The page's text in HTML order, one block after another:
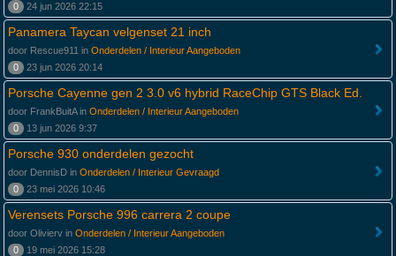
0
24 jun 2026 22:15
Panamera Taycan velgenset 21 inch
door Rescue911 in Onderdelen / Interieur Aangeboden
0
23 jun 2026 20:14
Porsche Cayenne gen 2 3.0 v6 hybrid RaceChip GTS Black Ed.
door FrankBuitA in Onderdelen / Interieur Aangeboden
0
13 jun 2026 9:37
Porsche 930 onderdelen gezocht
door DennisD in Onderdelen / Interieur Gevraagd
0
23 mei 2026 10:46
Verensets Porsche 996 carrera 2 coupe
door Olivierv in Onderdelen / Interieur Aangeboden
0
19 mei 2026 15:28